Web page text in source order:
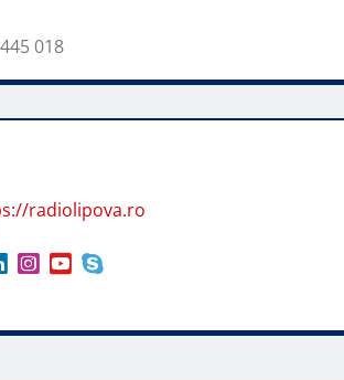
018
radiolipova.ro